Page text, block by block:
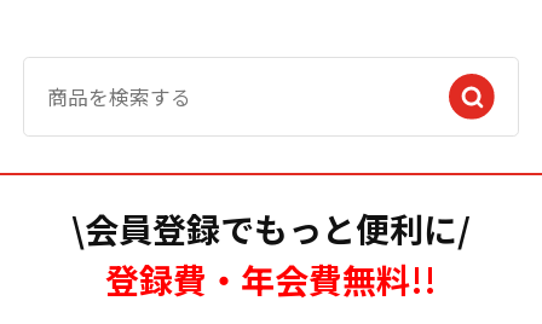
\会員登録でもっと便利に/
登録費・年会費無料!!